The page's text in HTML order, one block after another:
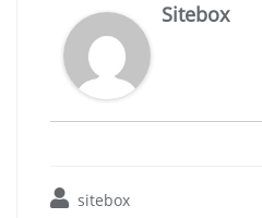
Sitebox
sitebox